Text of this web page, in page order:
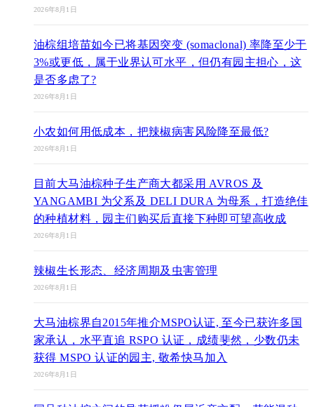
2026年8月1日
油棕组培苗如今已将基因突变 (somaclonal) 率降至少于
3%或更低，属于业界认可水平，但仍有园主担心，这
是否多虑了?
2026年8月1日
小农如何用低成本，把辣椒病害风险降至最低?
2026年8月1日
目前大马油棕种子生产商大都采用 AVROS 及
YANGAMBI 为父系及 DELI DURA 为母系，打造绝佳
的种植材料，园主们购买后直接下种即可望高收成
2026年8月1日
辣椒生长形态、经济周期及虫害管理
2026年8月1日
大马油棕界自2015年推介MSPO认证, 至今已获许多国
家承认，水平直追 RSPO 认证，成绩斐然，少数仍未
获得 MSPO 认证的园主, 敬希快马加入
2026年8月1日